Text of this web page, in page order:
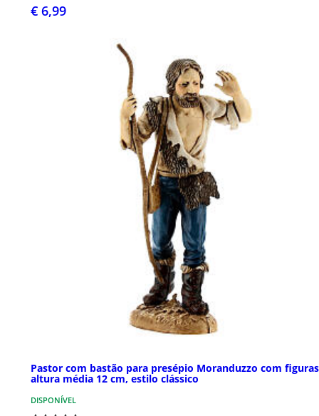
€ 6,99
Pastor com bastão para presépio Moranduzzo com
altura média 12 cm, estilo clássico
DISPONÍVEL